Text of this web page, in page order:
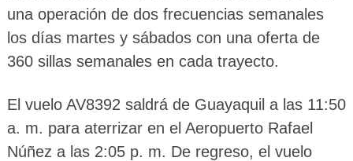
una operación de dos frecuencias semanales
los días martes y sábados con una oferta de
360 sillas semanales en cada trayecto.
El vuelo AV8392 saldrá de Guayaquil a las 11:50
a. m. para aterrizar en el Aeropuerto Rafael
Núñez a las 2:05 p. m. De regreso, el vuelo